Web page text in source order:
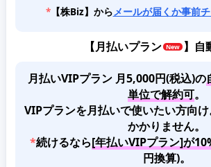
*【株Biz】から メールが届くか事前
【月払いプラン 】自
月払いVIPプラン 月5,000円(税込)の
単位で解約可。
VIPプランを月払いで使いたい方向
かかりません。
*続けるなら[年払いVIPプラン]が
円換算)。